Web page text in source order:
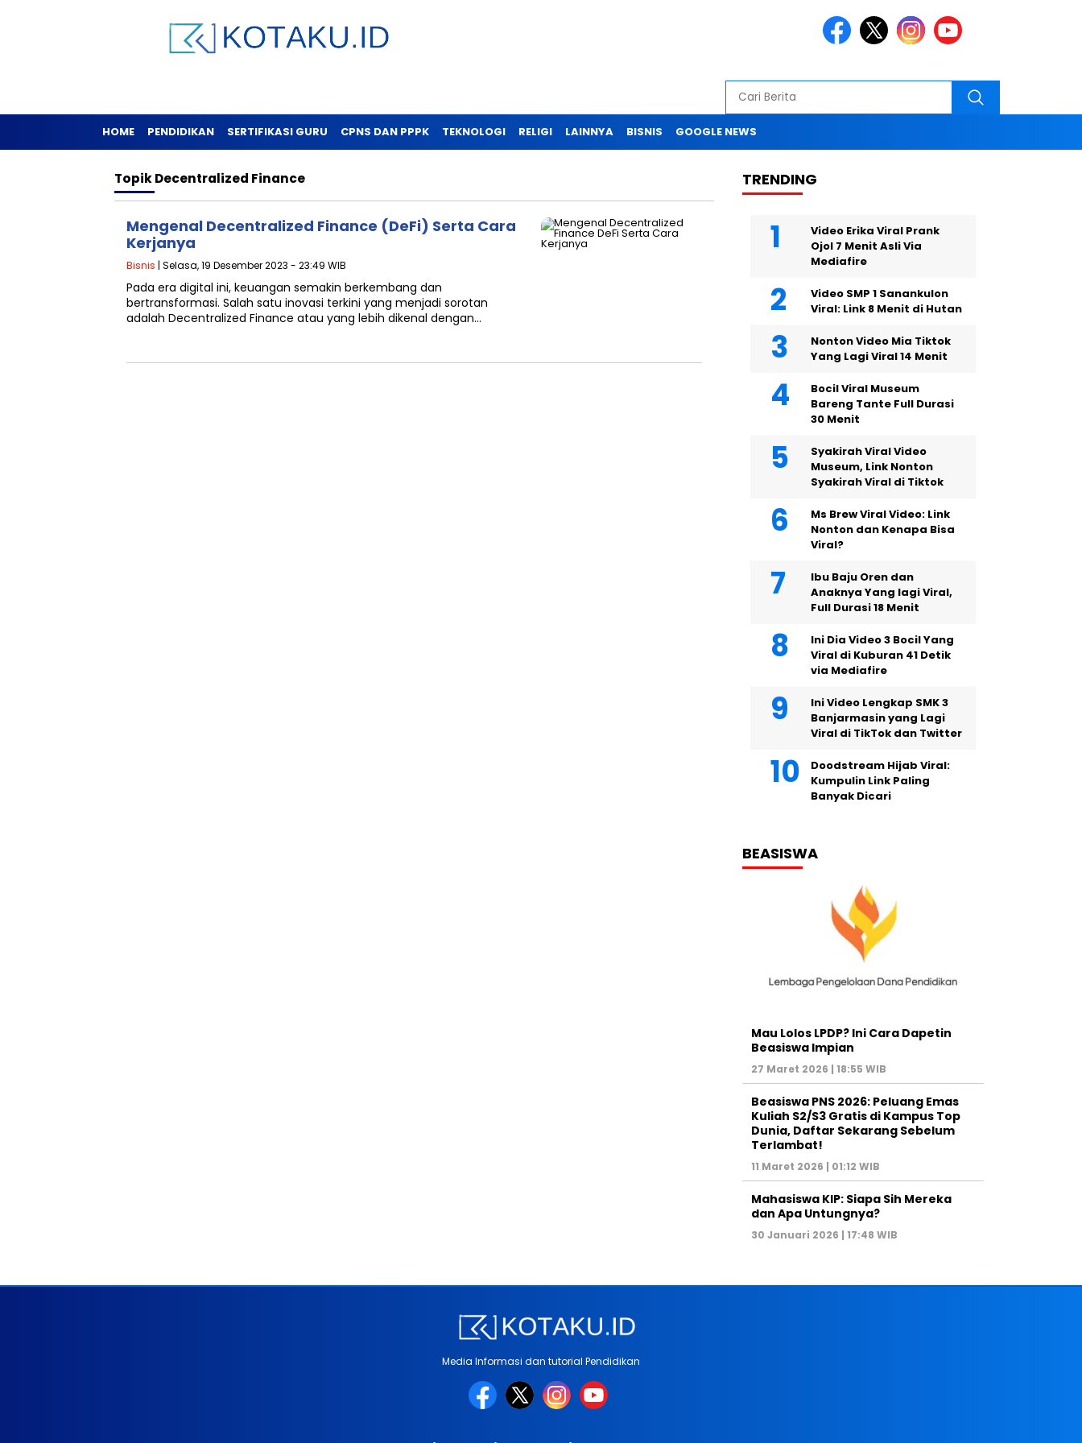
HOME PENDIDIKAN SERTIFIKASI GURU CPNS DAN PPPK TEKNOLOGI RELIGI LAINNYA BISNIS GOOGLE NEWS
TopikDecentralized Finance
Mengenal Decentralized Finance (DeFi) Serta Cara
Kerjanya
Bisnis | Selasa, 19 Desember 2023 - 23:49 WIB
Pada era digital ini, keuangan semakin berkembang dan
bertransformasi. Salah satu inovasi terkini yang menjadi sorotan
adalah Decentralized Finance atau yang lebih dikenal dengan…
TRENDING
Video Erika Viral Prank
Ojol 7 Menit Asli Via
Mediafire
Video SMP 1 Sanankulon
Viral: Link 8 Menit di Hutan
Nonton Video Mia Tiktok
Yang Lagi Viral 14 Menit
Bocil Viral Museum
Bareng Tante Full Durasi
30 Menit
Syakirah Viral Video
Museum, Link Nonton
Syakirah Viral di Tiktok
Ms Brew Viral Video: Link
Nonton dan Kenapa Bisa
Viral?
Ibu Baju Oren dan
Anaknya Yang lagi Viral,
Full Durasi 18 Menit
Ini Dia Video 3 Bocil Yang
Viral di Kuburan 41 Detik
via Mediafire
Ini Video Lengkap SMK 3
Banjarmasin yang Lagi
Viral di TikTok dan Twitter
Doodstream Hijab Viral:
Kumpulin Link Paling
Banyak Dicari
BEASISWA
Mau Lolos LPDP? Ini Cara Dapetin
Beasiswa Impian
27 Maret 2026 | 18:55 WIB
Beasiswa PNS 2026: Peluang Emas
Kuliah S2/S3 Gratis di Kampus Top
Dunia, Daftar Sekarang Sebelum
Terlambat!
11 Maret 2026 | 01:12 WIB
Mahasiswa KIP: Siapa Sih Mereka
dan Apa Untungnya?
30 Januari 2026 | 17:48 WIB
Media Informasi dan tutorial Pendidikan